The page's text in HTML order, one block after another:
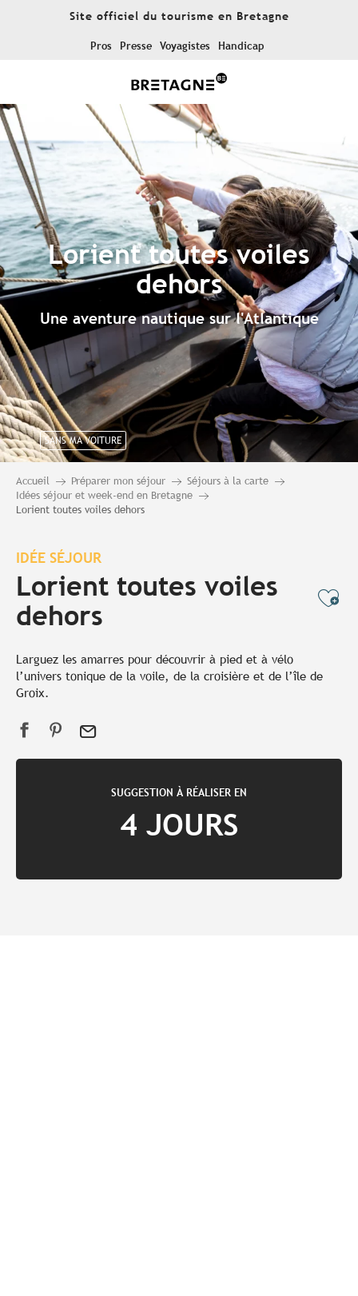
Site officiel du tourisme en Bretagne
Pros Presse Voyagistes Handicap
Lorient toutes voiles
dehors
Une aventure nautique sur l'Atlantique
SANS MA VOITURE
Accueil Préparer mon séjour
Séjours à la carte
Idées séjour et week-end en Bretagne
Lorient toutes voiles dehors
IDÉE SÉJOUR
Lorient toutes voiles
dehors
Larguez les amarres pour découvrir à pied et à vélo
l’univers tonique de la voile, de la croisière et de l’île de
Groix.
SUGGESTION À RÉALISER EN
4 JOURS